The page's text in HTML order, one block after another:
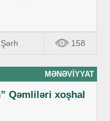
158
MƏNƏVIYYAT
Qəmliləri xoşhal